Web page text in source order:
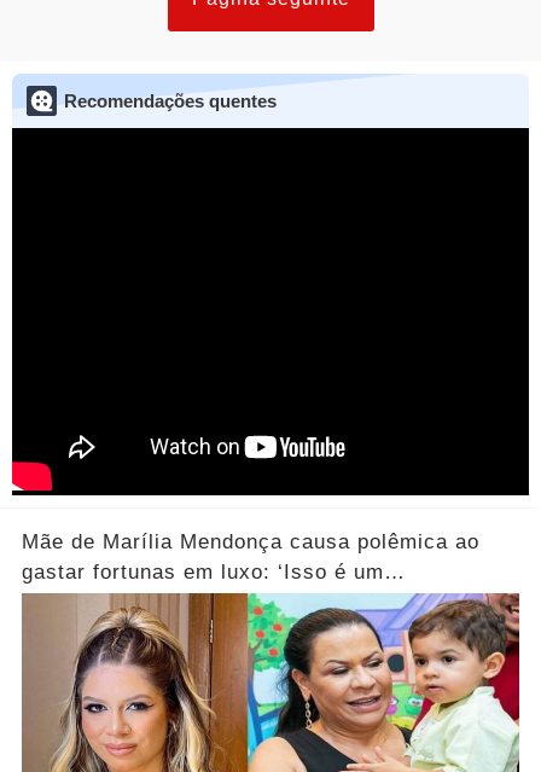
Recomendações quentes
Mãe de Marília Mendonça causa polêmica ao
gastar fortunas em luxo: ‘Isso é um
desperdício’... Ver mais